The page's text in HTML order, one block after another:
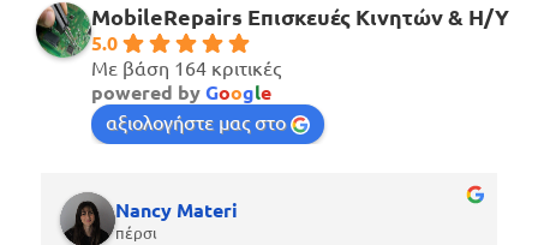
MobileRepairs Επισκευές Κινητών & H/Y
5.0
Με βάση 164 κριτικές
powered byGoogle
αξιολογήστε μας στο
Nancy Materi
πέρσι